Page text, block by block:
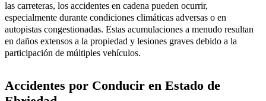
las carreteras, los accidentes en cadena pueden ocurrir,
especialmente durante condiciones climáticas adversas o en
autopistas congestionadas. Estas acumulaciones a menudo resultan
en daños extensos a la propiedad y lesiones graves debido a la
participación de múltiples vehículos.
Accidentes por Conducir en Estado de